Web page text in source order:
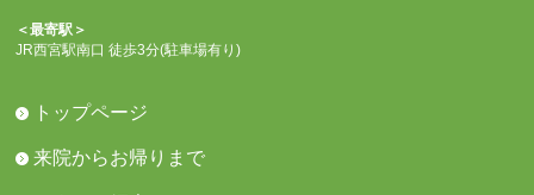
＜最寄駅＞
JR西宮駅南口 徒歩3分(駐車場有り)
トップページ
来院からお帰りまで